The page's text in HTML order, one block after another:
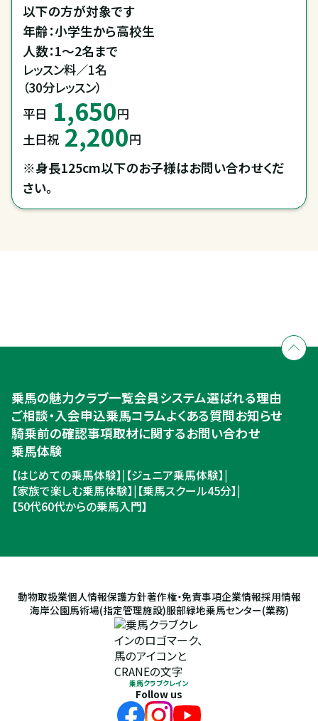
以下の方が対象です
年齢：小学生から高校生
人数：1～2名まで
レッスン料／1名
（30分レッスン）
平日 1,650円
土日祝 2,200円
※身長125cm以下のお子様はお問い合わせくだ
さい。
入会のご相談・申込
ご相談・入会申込
乗馬の魅力クラブ一覧会員システム選ばれる理由
ご相談・入会申込乗馬コラムよくある質問お知らせ
騎乗前の確認事項取材に関するお問い合わせ
乗馬体験
【はじめての乗馬体験】| 【ジュニア乗馬体験】|
【家族で楽しむ乗馬体験】| 【乗馬スクール45分】|
【50代60代からの乗馬入門】
動物取扱業個人情報保護方針著作権・免責事項企業情報採用情報
海岸公園馬術場(指定管理施設)服部緑地乗馬センター(業務)
乗馬クラブクレイン
Follow us